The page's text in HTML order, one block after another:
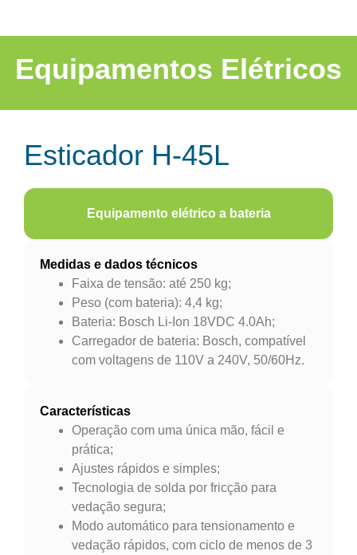
Equipamentos Elétricos
Esticador H-45L
Equipamento elétrico a bateria
Medidas e dados técnicos
Faixa de tensão: até 250 kg;
Peso (com bateria): 4,4 kg;
Bateria: Bosch Li-Ion 18VDC 4.0Ah;
Carregador de bateria: Bosch, compatível
com voltagens de 110V a 240V, 50/60Hz.
Características
Operação com uma única mão, fácil e
prática;
Ajustes rápidos e simples;
Tecnologia de solda por fricção para
vedação segura;
Modo automático para tensionamento e
vedação rápidos, com ciclo de menos de 3